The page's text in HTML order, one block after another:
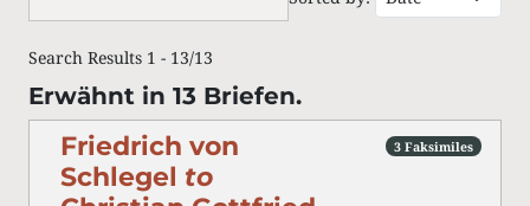
Search Results 1 - 13/13
Erwähnt in 13 Briefen.
Friedrich von
Schlegel to
3 Faksimiles